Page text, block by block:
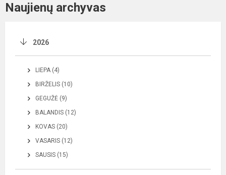
Naujienų archyvas
2026
LIEPA (4)
BIRŽELIS (10)
GEGUŽĖ (9)
BALANDIS (12)
KOVAS (20)
VASARIS (12)
SAUSIS (15)